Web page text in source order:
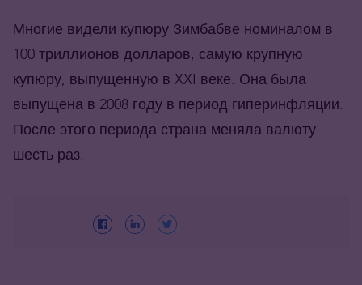
Многие видели купюру Зимбабве номиналом в
100 триллионов долларов, самую крупную
купюру, выпущенную в XXI веке. Она была
выпущена в 2008 году в период гиперинфляции.
После этого периода страна меняла валюту
шесть раз.